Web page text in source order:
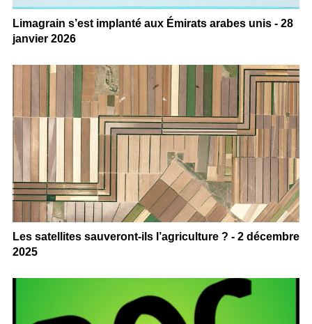
Limagrain s’est implanté aux Émirats arabes unis - 28
janvier 2026
Les satellites sauveront-ils l’agriculture ? - 2 décembre
2025